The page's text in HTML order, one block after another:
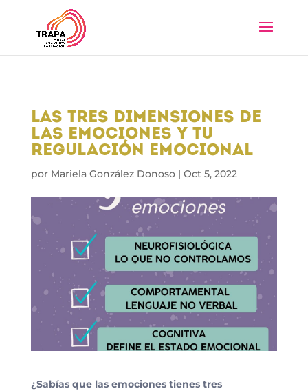
Las tres dimensiones de
las emociones y tu
regulación emocional
por Mariela González Donoso| Oct 5, 2022
¿Sabías que las emociones tienes tres